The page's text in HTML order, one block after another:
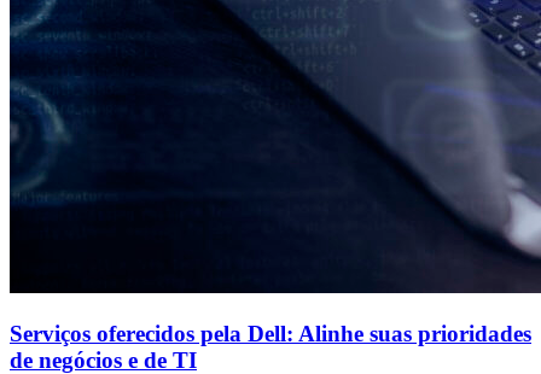
Serviços oferecidos pela Dell: Alinhe suas prioridades
de negócios e de TI